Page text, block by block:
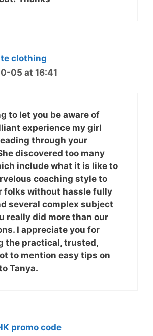
clothing
05 at 16:41
to let you be aware of
experience my girl
through your
discovered too many
include what it is like to
coaching style to
folks without hassle fully
several complex subject
really did more than our
I appreciate you for
the practical, trusted,
to mention easy tips on
Tanya.
promo code